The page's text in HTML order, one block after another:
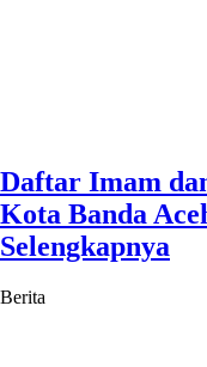
Daftar Imam
Kota Banda
Selengkapnya
Berita